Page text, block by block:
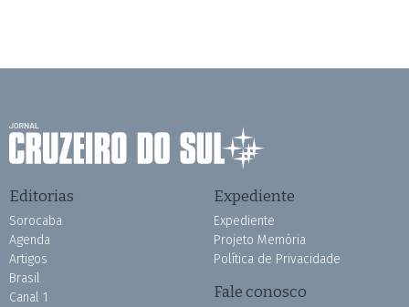
Editorias
Sorocaba
Agenda
Artigos
Brasil
Canal 1
Expediente
Expediente
Projeto Memória
Política de Privacidade
Fale conosco